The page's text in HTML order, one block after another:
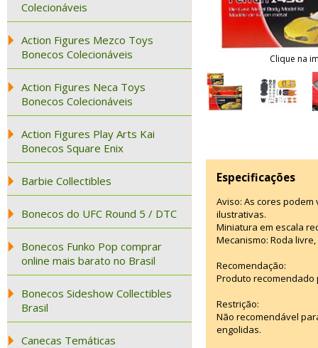
Colecionáveis
Action Figures Mezco Toys
Bonecos Colecionáveis
Action Figures Neca Toys
Bonecos Colecionáveis
Action Figures Play Arts Kai
Bonecos Square Enix
Barbie Collectibles
Bonecos do UFC Round 5 / DTC
Bonecos Funko Pop comprar
online mais barato no Brasil
Bonecos Sideshow Collectibles
Brasil
Canecas Temáticas
Clique na
Especificações
Aviso: As cores
ilustrativas.
Miniatura em escala
Mecanismo: Roda
Recomendação:
Produto recomendado
Restrição:
Não recomendável
engolidas.